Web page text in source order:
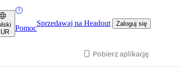
Pomoc
Sprzedawaj na Headout Zaloguj się
Pobierz aplikację